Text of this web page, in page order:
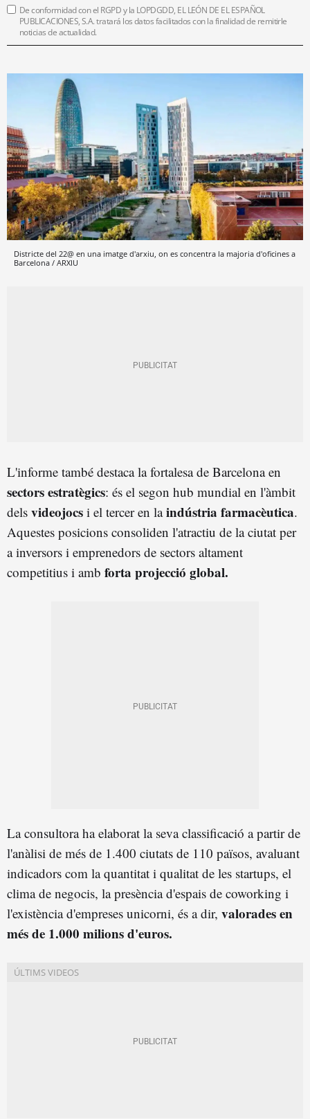
De conformidad con el RGPD y la LOPDGDD, EL LEÓN DE EL ESPAÑOL
PUBLICACIONES, S.A. tratará los datos facilitados con la finalidad de remitirle
noticias de actualidad.
Districte del 22@ en una imatge d'arxiu, on es concentra la majoria d'oficines a
Barcelona / ARXIU
L'informe també destaca la fortalesa de Barcelona en
sectors estratègics: és el segon hub mundial en l'àmbit
dels videojocs i el tercer en laindústria farmacèutica.
Aquestes posicions consoliden l'atractiu de la ciutat per
a inversors i emprenedors de sectors altament
competitius i amb forta projecció global.
La consultora ha elaborat la seva classificació a partir de
l'anàlisi de més de 1.400 ciutats de 110 països, avaluant
indicadors com la quantitat i qualitat de les startups, el
clima de negocis, la presència d'espais de coworking i
l'existència d'empreses unicorni, és a dir, valorades en
més de 1.000 milions d'euros.